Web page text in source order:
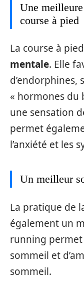
Une
course à pied
La course à
mentale. Elle
d’endorphines,
« hormones du
une sensation
permet
l’anxiété et les
Un meilleur
La pratique de
également un
running permet
sommeil et
sommeil.